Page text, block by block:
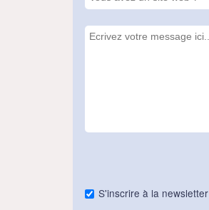
S'inscrire à la newsletter